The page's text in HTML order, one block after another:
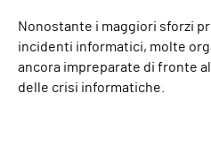
Nonostante i maggiori sforzi
incidenti informatici, molte
ancora impreparate di fronte
delle crisi informatiche.